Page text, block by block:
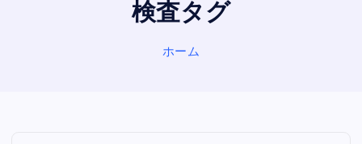
検査タグ
ホーム